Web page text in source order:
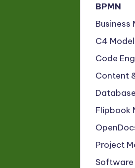
BPMN
Business
C4 Model
Code
Content
Flipbook
Project
Software